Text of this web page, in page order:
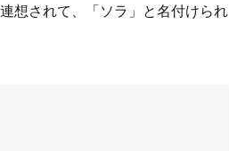
想されて、「ソラ」と名付けられ